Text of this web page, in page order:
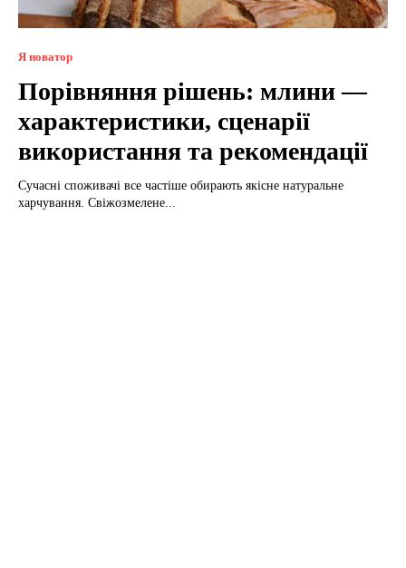
Я новатор
Порівняння рішень: млини —
характеристики, сценарії
використання та рекомендації
Сучасні споживачі все частіше обирають якісне натуральне
харчування. Свіжозмелене...